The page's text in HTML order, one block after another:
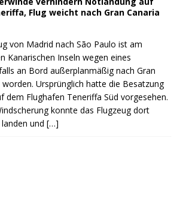
Flug weicht nach Gran Canaria
von Madrid nach São Paulo ist am
Kanarischen Inseln wegen eines
an Bord außerplanmäßig nach Gran
Ursprünglich hatte die Besatzung
dem Flughafen Teneriffa Süd vorgesehen.
konnte das Flugzeug dort
und […]